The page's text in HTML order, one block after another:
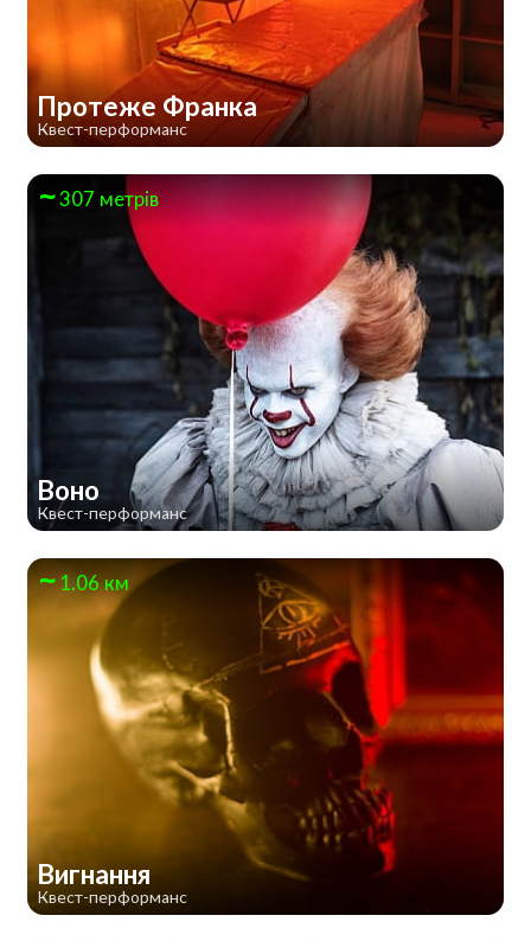
Протеже Франка
Квест-перформанс
307 метрів
Воно
Квест-перформанс
1.06 км
Вигнання
Квест-перформанс